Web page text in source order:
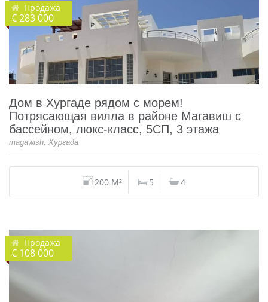
Продажа
€ 283 000
Дом в Хургаде рядом с морем!
Потрясающая вилла в районе Магавиш с
бассейном, люкс-класс, 5СП, 3 этажа
magawish, Хургада
200 M² 5 4
Продажа
€ 108 000